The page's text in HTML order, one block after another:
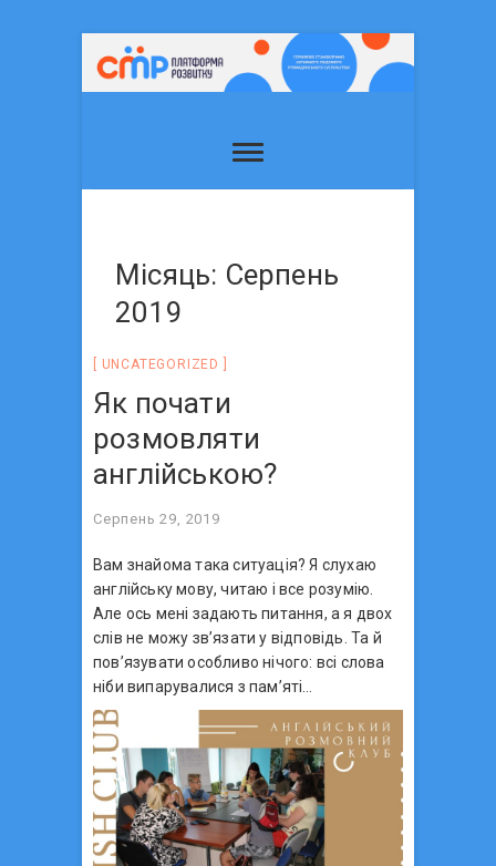
Місяць: Серпень
2019
UNCATEGORIZED
Як почати
розмовляти
англійською?
Серпень 29, 2019
Вам знайома така ситуація? Я слухаю
англійську мову, читаю і все розумію.
Але ось мені задають питання, а я двох
слів не можу зв’язати у відповідь. Та й
пов’язувати особливо нічого: всі слова
ніби випарувалися з пам’яті…